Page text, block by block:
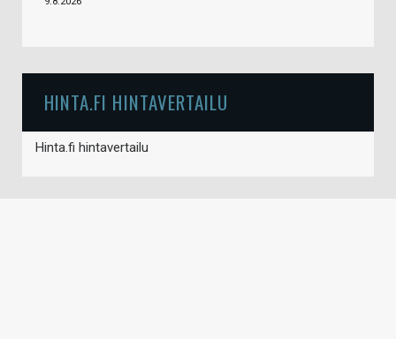
HINTA.FI HINTAVERTAILU
Hinta.fi hintavertailu